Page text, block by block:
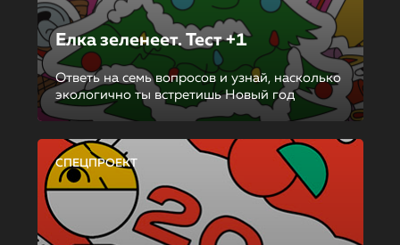
Елка зеленеет. Тест +1
Ответь на семь вопросов и узнай, насколько
экологично ты встретишь Новый год
СПЕЦПРОЕКТ